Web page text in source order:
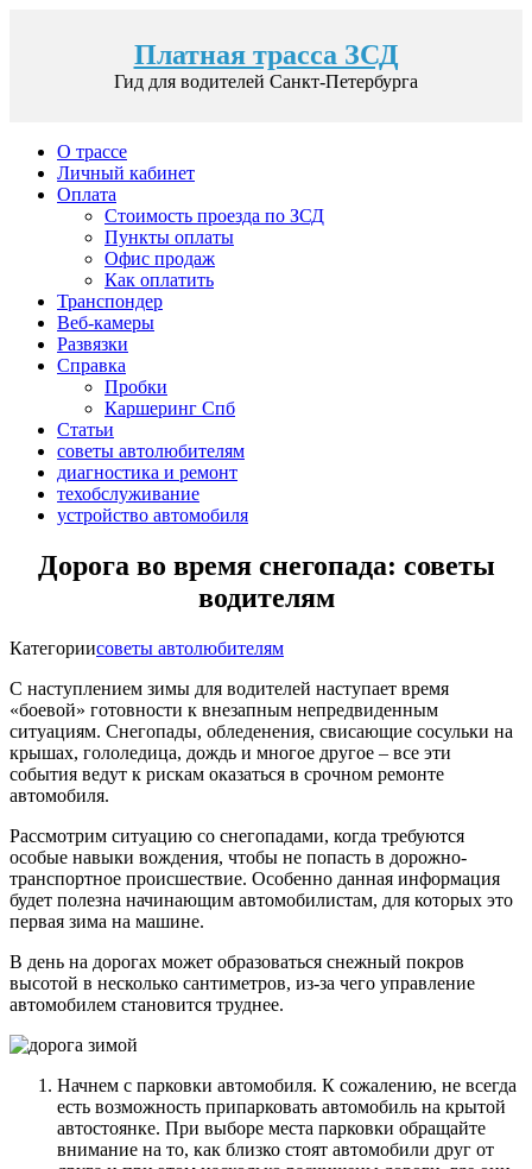
Платная трасса ЗСД
Гид для водителей Санкт-Петербурга
О трассе
Личный кабинет
Оплата
Стоимость проезда по ЗСД
Пункты оплаты
Офис продаж
Как оплатить
Транспондер
Веб-камеры
Развязки
Справка
Пробки
Каршеринг Спб
Статьи
советы автолюбителям
диагностика и ремонт
техобслуживание
устройство автомобиля
Дорога во время снегопада: советы
водителям
Категориисоветы автолюбителям
С наступлением зимы для водителей наступает время
«боевой» готовности к внезапным непредвиденным
ситуациям. Снегопады, обледенения, свисающие сосульки на
крышах, гололедица, дождь и многое другое – все эти
события ведут к рискам оказаться в срочном ремонте
автомобиля.
Рассмотрим ситуацию со снегопадами, когда требуются
особые навыки вождения, чтобы не попасть в дорожно-
транспортное происшествие. Особенно данная информация
будет полезна начинающим автомобилистам, для которых это
первая зима на машине.
В день на дорогах может образоваться снежный покров
высотой в несколько сантиметров, из-за чего управление
автомобилем становится труднее.
Начнем с парковки автомобиля. К сожалению, не всегда
есть возможность припарковать автомобиль на крытой
автостоянке. При выборе места парковки обращайте
внимание на то, как близко стоят автомобили друг от